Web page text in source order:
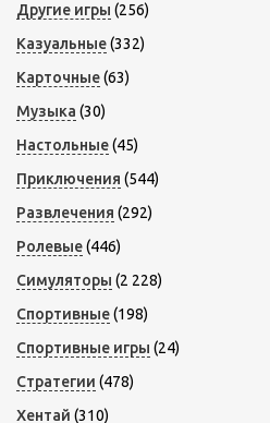
Другие игры (256)
Казуальные(332)
Карточные(63)
Музыка (30)
Настольные(45)
Приключения (544)
Развлечения (292)
Ролевые(446)
Симуляторы (2 228)
Спортивные(198)
Спортивные игры (24)
Стратегии (478)
Хентай (310)